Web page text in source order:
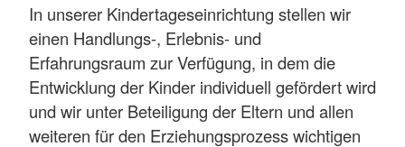
In unserer Kindertageseinrichtung stellen wir
einen Handlungs-, Erlebnis- und
Erfahrungsraum zur Verfügung, in dem die
Entwicklung der Kinder individuell gefördert wird
und wir unter Beteiligung der Eltern und allen
weiteren für den Erziehungsprozess wichtigen